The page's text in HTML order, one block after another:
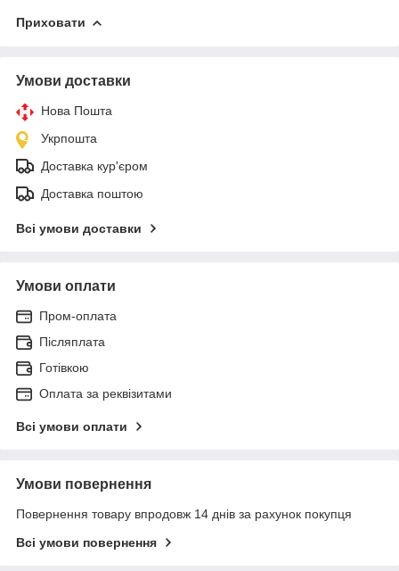
Приховати
Умови доставки
Нова Пошта
Укрпошта
Доставка кур'єром
Доставка поштою
Всі умови доставки
Умови оплати
Пром-оплата
Післяплата
Готівкою
Оплата за реквізитами
Всі умови оплати
Умови повернення
Повернення товару впродовж 14 днів за рахунок покупця
Всі умови повернення